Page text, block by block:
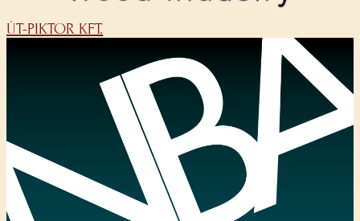
ÚT-PIKTOR KFT.